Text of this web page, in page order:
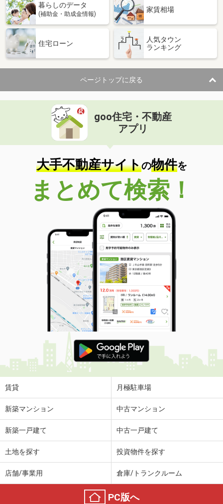
暮らしのデータ
(補助金・助成金情報)
家賃相場
住宅ローン
人気タウン
ランキング
ページトップに戻る
goo住宅・不動産
アプリ
大手不動産サイトの物件を
まとめて検索！
賃貸 月極駐車場
新築マンション 中古マンション
新築一戸建て 中古一戸建て
土地を探す 投資物件を探す
店舗/事業用 倉庫/トランクルーム
PC版へ